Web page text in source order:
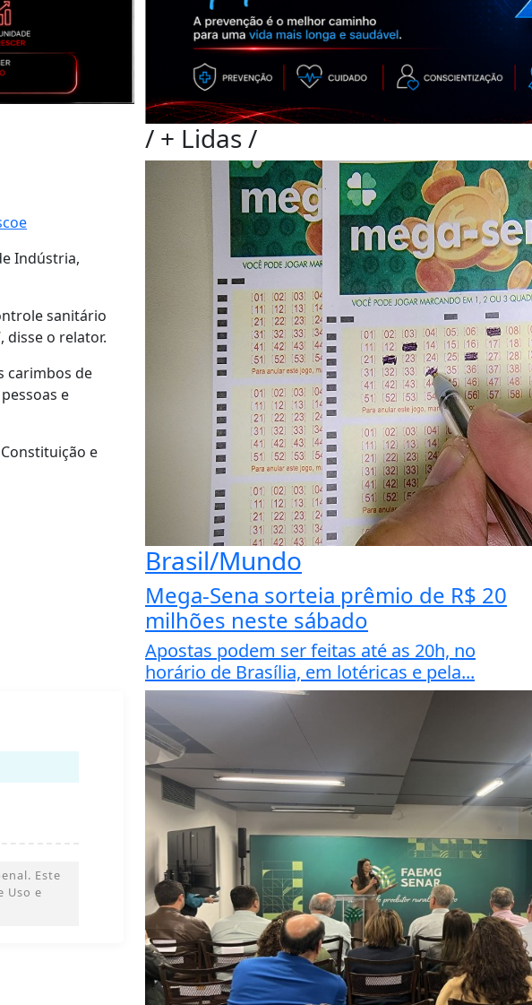
Indústria,
sanitário
disse o relator.
carimbos de
e
e
Este
Uso e
/ + Lidas/
Brasil/Mundo
Mega-Sena sorteia prêmio de R$ 20
milhões neste sábado
Apostas podem ser feitas até as 20h, no
horário de Brasília, em lotéricas e pela...